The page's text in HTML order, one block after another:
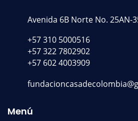
Avenida 6B Norte No. 25AN-
+57 310 5000516
+57 322 7802902
+57 602 4003909
Menú